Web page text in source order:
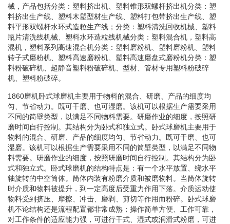
械，产品包括分类：塑料挤出机、塑料锥形双螺杆挤出机分类：塑
料挤出生产线、塑料木塑型材生产线、塑料打包带挤出生产线、塑
料平形双螺杆水环式造粒生产线；分类：塑料清洗回收机械、塑料
瓶片清洗线机械、塑料水环造粒线机械分类：塑料混合机，塑料高
混机，塑料系列高速混合机分类：塑料磨粉机、塑料磨粉机、塑料
转子式磨粉机、塑料高速磨粉机、塑料高速磨盘式磨粉机分类：塑
料粉破碎机、超静音塑料粉破碎机、型材、管材专用塑料粉破碎
机、塑料粉破碎。
1860磨机卧式球磨机主要用于物料的混合、研磨、产品的细度均
匀、节省动力。既可干磨、也可湿磨。该机可以根据生产需要采用
不同的筒壁类型，以满足不同物料需要。研磨作业的细度，按照研
磨时间自行控制。其结构分为卧式和独立式。卧式球磨机主要用于
物料的混合、研磨、产品的细度均匀、节省动力。既可干磨、也可
湿磨。该机可以根据生产需要采用不同的筒壁类型，以满足不同物
料需要。研磨作业的细度，按照研磨时间自行控制。其结构分为卧
式和独立式。卧式球磨机的结构特点是：有一个水平放置、绕水平
轴旋转的中空筒体。筒体内装有粉磨介质和被磨物料。当筒体旋转
时介质和物料被提升，到一定高度后受重力作用下落。介质运动使
物料受到挤压、摩擦、冲击、磨剥、剪切等作用而粉碎。卧式球磨
机不论结构还是流程配置都非常成熟；操作简单方便、工作可靠，
对工作条件的适应能力强，可进行干式、湿式或润滑式粉磨，可进